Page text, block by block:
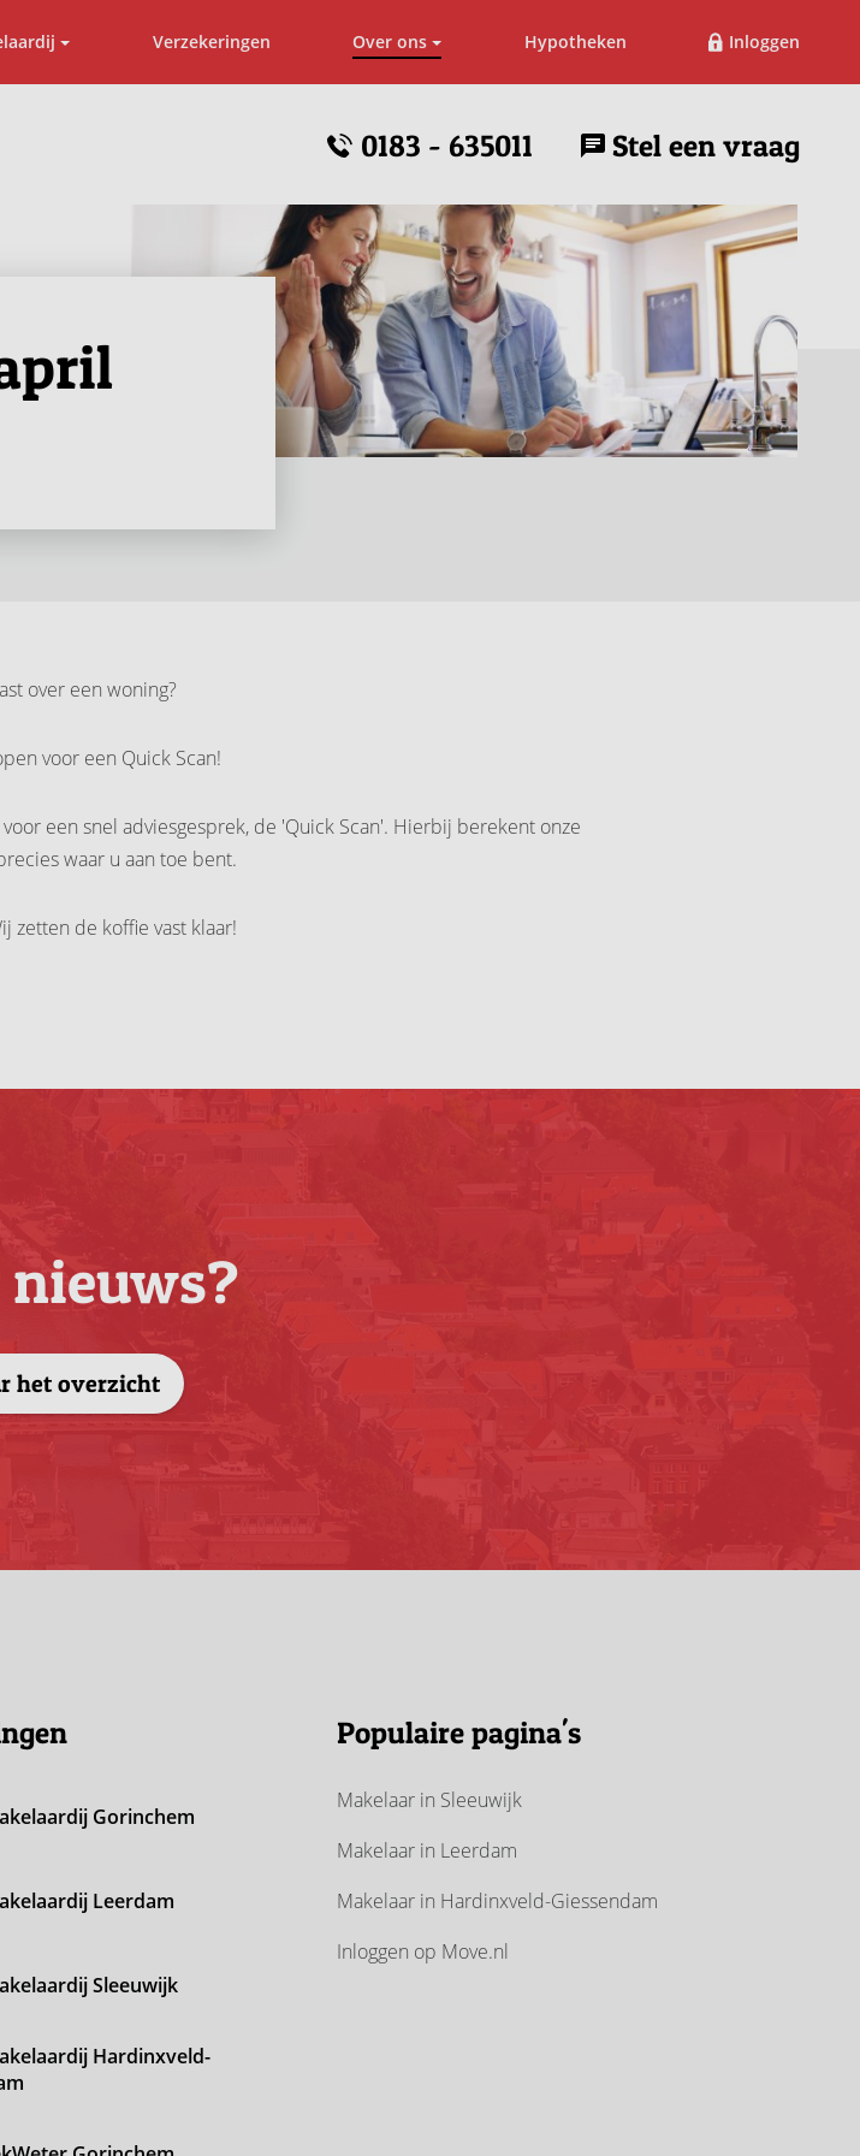
Verzekeringen Over ons Hypotheken Inloggen
0183 - 635011 Stel een vraag
over een woning?
voor een Quick Scan!
een snel adviesgesprek, de 'Quick Scan'. Hierbij berekent onze
waar u aan toe bent.
zetten de koffie vast klaar!
nieuws?
het overzicht
Gorinchem
Leerdam
Sleeuwijk
Hardinxveld-
Populaire pagina's
Makelaar in Sleeuwijk
Makelaar in Leerdam
Makelaar in Hardinxveld-Giessendam
Inloggen op Move.nl